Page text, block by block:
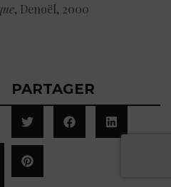
, Denoël, 2000
PARTAGER